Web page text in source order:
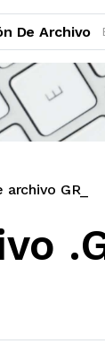
De Archivo
GR_